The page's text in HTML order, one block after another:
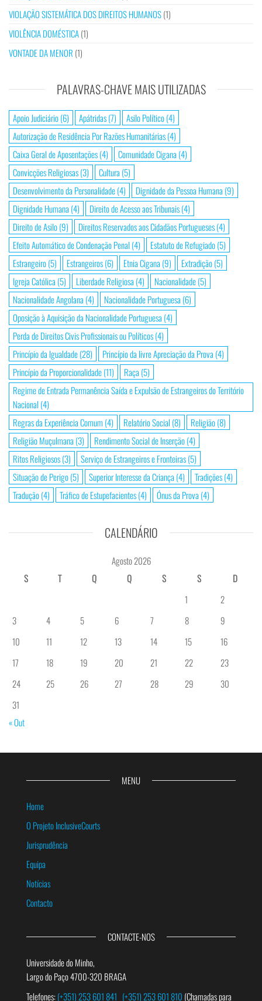
VIOLAÇÃO SISTEMÁTICA DOS DIREITOS HUMANOS(1)
VIOLÊNCIA DOMÉSTICA(1)
VONTADE DA MENOR (1)
PALAVRAS-CHAVE MAIS UTILIZADAS
Apoio Judiciário(6) Apátridas(7) Asilo Político(4)
Autorização de Residência Por Razões Humanitárias(4)
Caixa Geral de Aposentações(4) Comunidade Cigana (4)
Convicções Religiosas(3) Cultura (5)
Desenvolvimento da Personalidade(4) Dignidade da Pessoa Humana (9)
Dignidade Humana (4) Direito de Acesso aos Tribunais(4)
Direito de Asilo(9) Direitos Reservados aos Cidadãos Portugueses(4)
Efeito Automático de Condenação Penal (4) Estatuto de Refugiado(5)
Estrangeiro(5) Estrangeiros(6) Etnia Cigana (9) Extradição(5)
Igreja Católica (5) Liberdade Religiosa (4) Nacionalidade(5)
Nacionalidade Angolana (4) Nacionalidade Portuguesa (6)
Oposição à Aquisição da Nacionalidade Portuguesa (4)
Perda de Direitos Civis Profissionais ou Políticos(4)
Princípio da Igualdade(28) Princípio da livre Apreciação da Prova (4)
Princípio da Proporcionalidade(11) Raça (5)
Regime de Entrada Permanência Saída e Expulsão de Estrangeiros do Território
Nacional (4)
Regras da Experiência Comum (4) Relatório Social (8) Religião(8)
Religião Muçulmana (3) Rendimento Social de Inserção(4)
Ritos Religiosos(3) Serviço de Estrangeiros e Fronteiras(5)
Situação de Perigo(5) Superior Interesse da Criança (4) Tradições(4)
Tradução(4) Tráfico de Estupefacientes(4) Ónus da Prova (4)
CALENDÁRIO
Agosto 2026
S
T Q Q S S
D
1
2
3
4 5 6 7 8
9
10
11 12 13 14 15
16
17
18 19 20 21 22
23
24
25 26 27 28 29
30
31
« Out
MENU
Home
O Projeto InclusiveCourts
Jurisprudência
Equipa
Notícias
Contacto
CONTACTE-NOS
Universidade do Minho,
Largo do Paço 4700-320 BRAGA
Telefones:(+351) 253 601 841 (+351) 253 601 810 (Chamadas para